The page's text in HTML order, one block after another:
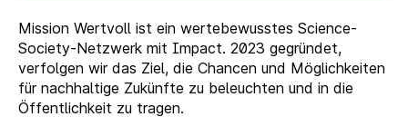
Mission Wertvoll ist ein wertebewusstes Science-
Society-Netzwerk mit Impact. 2023 gegründet,
verfolgen wir das Ziel, die Chancen und Möglichkeiten
für nachhaltige Zukünfte zu beleuchten und in die
Öffentlichkeit zu tragen.